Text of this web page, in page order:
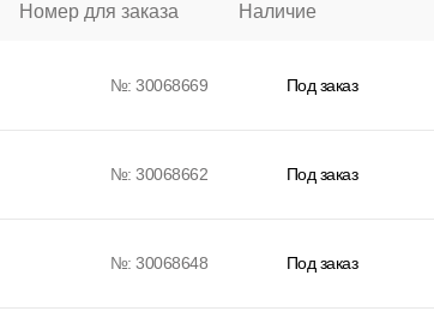
Номер для заказа Наличие
№: 30068669 Под заказ
№: 30068662 Под заказ
№: 30068648 Под заказ